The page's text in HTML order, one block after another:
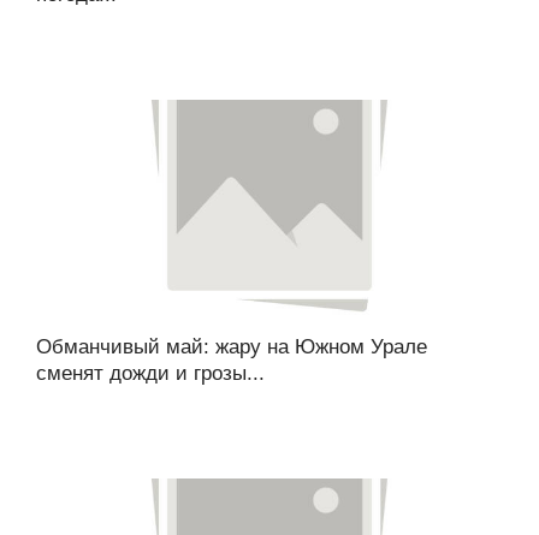
Обманчивый май: жару на Южном Урале
сменят дожди и грозы...